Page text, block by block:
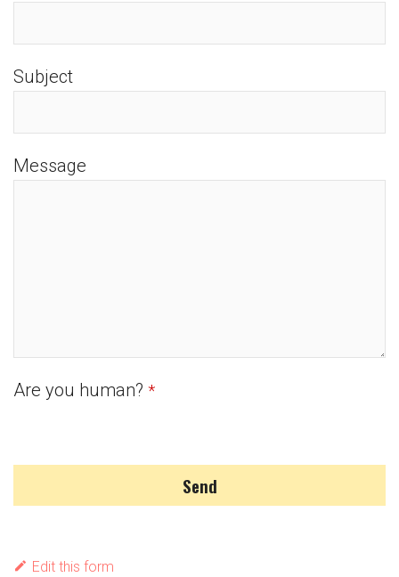
Subject
Message
Are you human? *
Send
Edit this form